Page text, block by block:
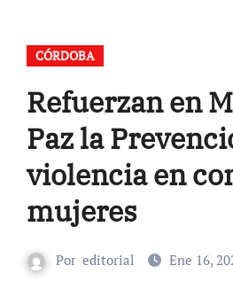
CÓRDOBA
Refuerzan en
Paz la
violencia en
mujeres
Por editorial Ene 16,